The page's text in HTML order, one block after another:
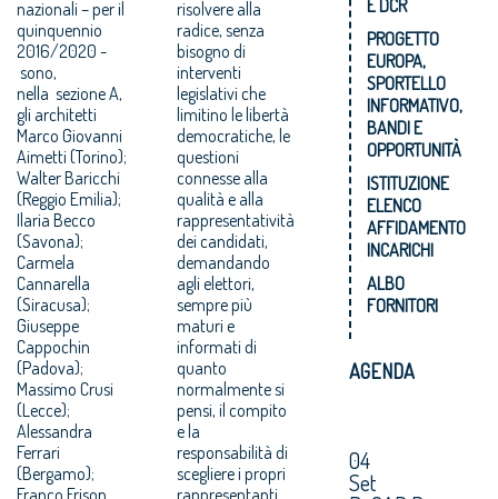
nazionali – per il
quinquennio
2016/2020 -
sono,
nella sezione A,
gli architetti
Marco Giovanni
Aimetti (Torino);
Walter Baricchi
(Reggio Emilia);
Ilaria Becco
(Savona);
Carmela
Cannarella
(Siracusa);
Giuseppe
Cappochin
(Padova);
Massimo Crusi
(Lecce);
Alessandra
Ferrari
(Bergamo);
Franco Frison
risolvere alla
radice, senza
bisogno di
interventi
legislativi che
limitino le libertà
democratiche, le
questioni
connesse alla
qualità e alla
rappresentatività
dei candidati,
demandando
agli elettori,
sempre più
maturi e
informati di
quanto
normalmente si
pensi, il compito
e la
responsabilità di
scegliere i propri
rappresentanti.
E DCR
PROGETTO
EUROPA,
SPORTELLO
INFORMATIVO,
BANDI E
OPPORTUNITÀ
ISTITUZIONE
ELENCO
AFFIDAMENTO
INCARICHI
ALBO
FORNITORI
AGENDA
04
Set